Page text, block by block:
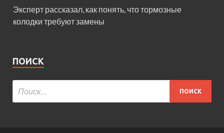
Эксперт рассказал, как понять, что тормозные
колодки требуют замены
ПОИСК